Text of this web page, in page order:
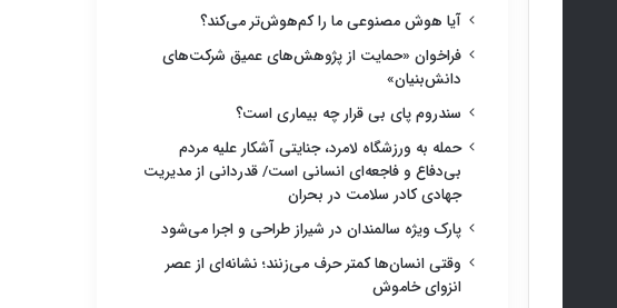
آیا هوش مصنوعی ما را کم‌هوش‌تر می‌کند؟
فراخوان «حمایت از پژوهش‌های عمیق شرکت‌های
دانش‌بنیان»
سندروم پای بی قرار چه بیماری است؟
حمله به ورزشگاه لامرد، جنایتی آشکار علیه مردم
بی‌دفاع و فاجعه‌ای انسانی است/ قدردانی از مدیریت
جهادی کادر سلامت در بحران
پارک ویژه سالمندان در شیراز طراحی و اجرا می‌شود
وقتی انسان‌ها کمتر حرف می‌زنند؛ نشانه‌ای از عصر
انزوای خاموش